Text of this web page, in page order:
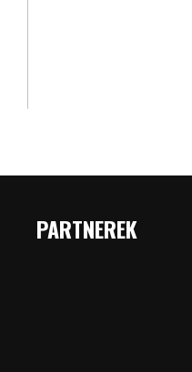
PARTNEREK